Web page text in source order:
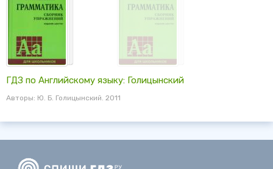
ГДЗ по Английскому языку: Голицынский
Авторы: Ю. Б. Голицынский. 2011